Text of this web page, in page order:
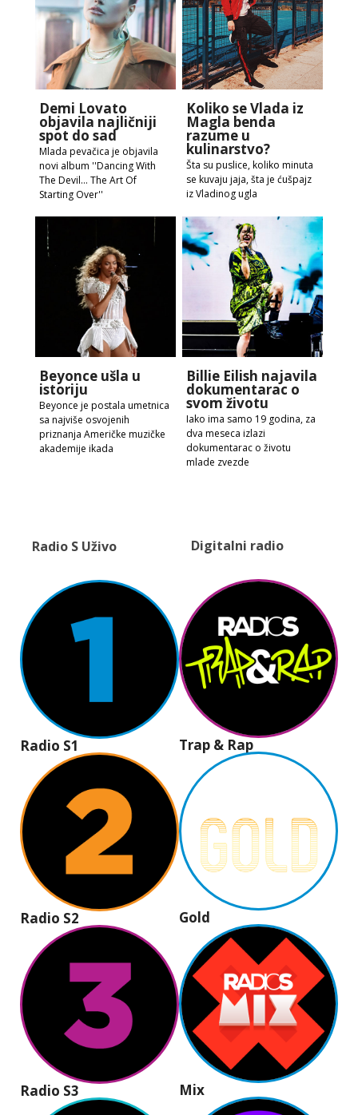
Demi Lovato
objavila najličniji
spot do sad
Mlada pevačica je objavila
novi album ''Dancing With
The Devil… The Art Of
Starting Over''
Koliko se Vlada iz
Magla benda
razume u
kulinarstvo?
Šta su puslice, koliko minuta
se kuvaju jaja, šta je ćušpajz
iz Vladinog ugla
Beyonce ušla u
istoriju
Beyonce je postala umetnica
sa najviše osvojenih
priznanja Američke muzičke
akademije ikada
Billie Eilish najavila
dokumentarac o
svom životu
Iako ima samo 19 godina, za
dva meseca izlazi
dokumentarac o životu
mlade zvezde
Radio S Uživo
Radio S1
Radio S2
Radio S3
Digitalni radio
Trap & Rap
Gold
Mix